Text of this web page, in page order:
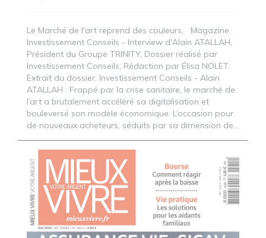
Le Marché de l'art reprend des couleurs. Magazine
Investissement Conseils - Interview d'Alain ATALLAH,
Président du Groupe TRINITY, Dossier réalisé par
Investissement Conseils, Rédaction par Élisa NOLET.
Extrait du dossier: Investissement Conseils - Alain
ATALLAH : Frappé par la crise sanitaire, le marché de
l’art a brutalement accéléré sa digitalisation et
bouleversé son modèle économique. L’occasion pour
de nouveaux acheteurs, séduits par sa dimension de...